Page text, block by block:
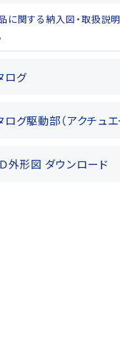
に関する納入図・取扱説
ログ
グ駆動部（アクチュエ
外形図 ダウンロード